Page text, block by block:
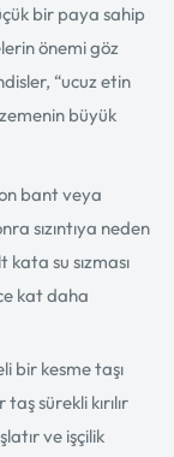
bir paya sahip
önemi göz
“ucuz etin
büyük
bant veya
sızıntıya neden
su sızması
kat daha
bir kesme taşı
sürekli kırılır
ve işçilik